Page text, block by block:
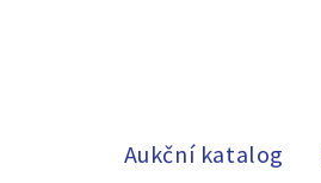
Aukční katalog